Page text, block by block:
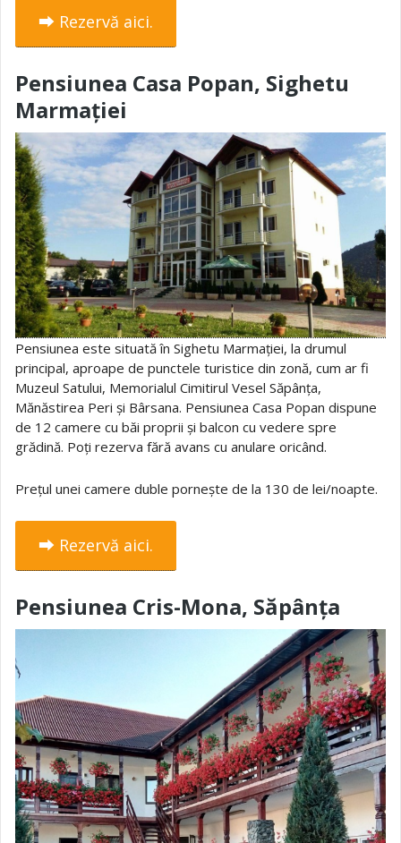
⮕ Rezervă aici.
Pensiunea Casa Popan, Sighetu
Marmației
Pensiunea este situată în Sighetu Marmației, la drumul
principal, aproape de punctele turistice din zonă, cum ar fi
Muzeul Satului, Memorialul Cimitirul Vesel Săpânța,
Mănăstirea Peri și Bârsana. Pensiunea Casa Popan dispune
de 12 camere cu băi proprii și balcon cu vedere spre
grădină. Poți rezerva fără avans cu anulare oricând.
Prețul unei camere duble pornește de la 130 de lei/noapte.
⮕ Rezervă aici.
Pensiunea Cris-Mona, Săpânța